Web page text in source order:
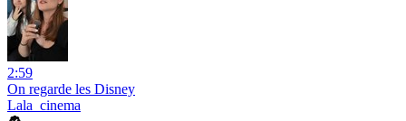
2:59
On regarde les Disney
Lala_cinema